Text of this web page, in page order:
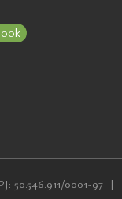
50.546.911/0001-97 |